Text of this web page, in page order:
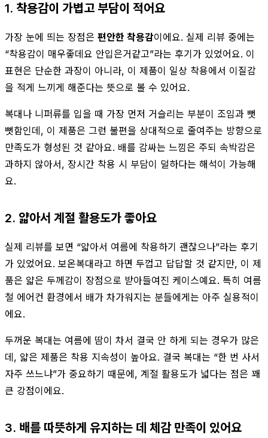
1. 착용감이 가볍고 부담이 적어요
가장 눈에 띄는 장점은 편안한 착용감이에요. 실제 리뷰 중에는
“착용감이 매우좋데요 안입은거같고”라는 후기가 있었어요. 이
표현은 단순한 과장이 아니라, 이 제품이 일상 착용에서 이질감
을 적게 느끼게 해준다는 뜻으로 볼 수 있어요.
복대나 니퍼류를 입을 때 가장 먼저 거슬리는 부분이 조임과 뻣
뻣함인데, 이 제품은 그런 불편을 상대적으로 줄여주는 방향으로
만족도가 형성된 것 같아요. 배를 감싸는 느낌은 주되 속박감은
과하지 않아서, 장시간 착용 시 부담이 덜하다는 해석이 가능해
요.
2. 얇아서 계절 활용도가 좋아요
실제 리뷰를 보면 “얇아서 여름에 착용하기 괜찮으나”라는 후기
가 있었어요. 보온복대라고 하면 두껍고 답답할 것 같지만, 이 제
품은 얇은 두께감이 장점으로 받아들여진 케이스예요. 특히 여름
철 에어컨 환경에서 배가 차가워지는 분들에게는 아주 실용적이
에요.
두꺼운 복대는 여름에 땀이 차서 결국 안 하게 되는 경우가 많은
데, 얇은 제품은 착용 지속성이 높아요. 결국 복대는 “한 번 사서
자주 쓰느냐”가 중요하기 때문에, 계절 활용도가 넓다는 점은 꽤
큰 강점이에요.
3. 배를 따뜻하게 유지하는 데 체감 만족이 있어요